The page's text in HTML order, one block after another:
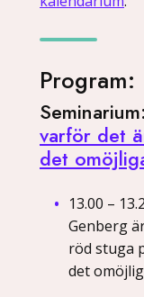
Program:
Seminarium:
varför det
det
13.00 –
Genberg
röd stuga
det